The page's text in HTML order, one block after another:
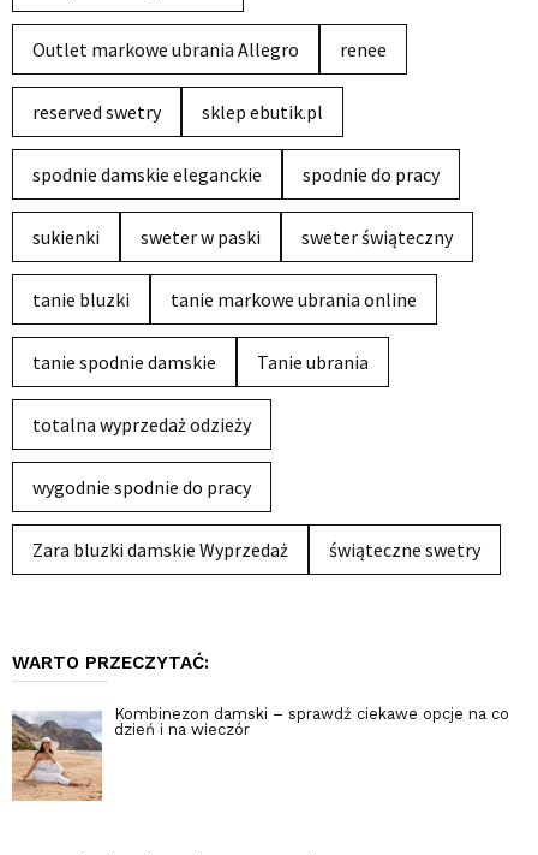
Outlet markowe ubrania Allegro renee
reserved swetry sklep ebutik.pl
spodnie damskie eleganckie spodnie do pracy
sukienki sweter w paski sweter świąteczny
tanie bluzki tanie markowe ubrania online
tanie spodnie damskie Tanie ubrania
totalna wyprzedaż odzieży
wygodnie spodnie do pracy
Zara bluzki damskie Wyprzedaż świąteczne swetry
WARTO PRZECZYTAĆ:
Kombinezon damski – sprawdź ciekawe opcje na co
dzień i na wieczór